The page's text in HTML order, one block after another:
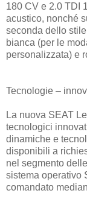
180 CV e 2.0 TDI
acustico, nonché
seconda dello
bianca (per le
personalizzata) e
Tecnologie –
La nuova SEAT
tecnologici
dinamiche e
disponibili a
nel segmento
sistema operativo
comandato